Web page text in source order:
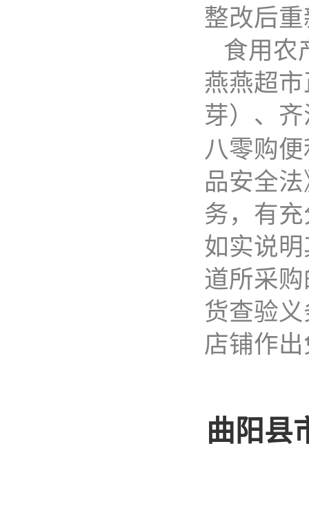
整改后
食用农
燕燕超
芽）、
八零购
品安全
务，有
如实说
道所采
货查验
店铺作
曲阳县